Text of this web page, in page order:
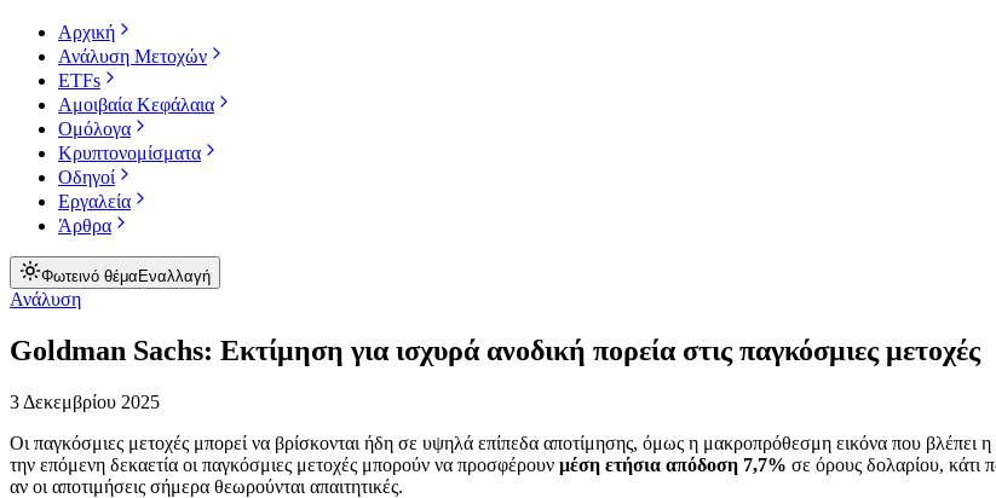
Αρχική
Ανάλυση Μετοχών
ETFs
Αμοιβαία Κεφάλαια
Ομόλογα
Κρυπτονομίσματα
Οδηγοί
Εργαλεία
Άρθρα
Φωτεινό θέμα Εναλλαγή
Ανάλυση
Goldman Sachs: Εκτίμηση για ισχυρά ανοδική πορεία στις παγκόσμιες μετοχές
3 Δεκεμβρίου 2025
Οι παγκόσμιες μετοχές μπορεί να βρίσκονται ήδη σε υψηλά επίπεδα αποτίμησης, όμως η μακροπρόθεσμη εικόνα που βλέπει η
την επόμενη δεκαετία οι παγκόσμιες μετοχές μπορούν να προσφέρουν μέση ετήσια απόδοση 7,7% σε όρους δολαρίου, κάτι
αν οι αποτιμήσεις σήμερα θεωρούνται απαιτητικές.